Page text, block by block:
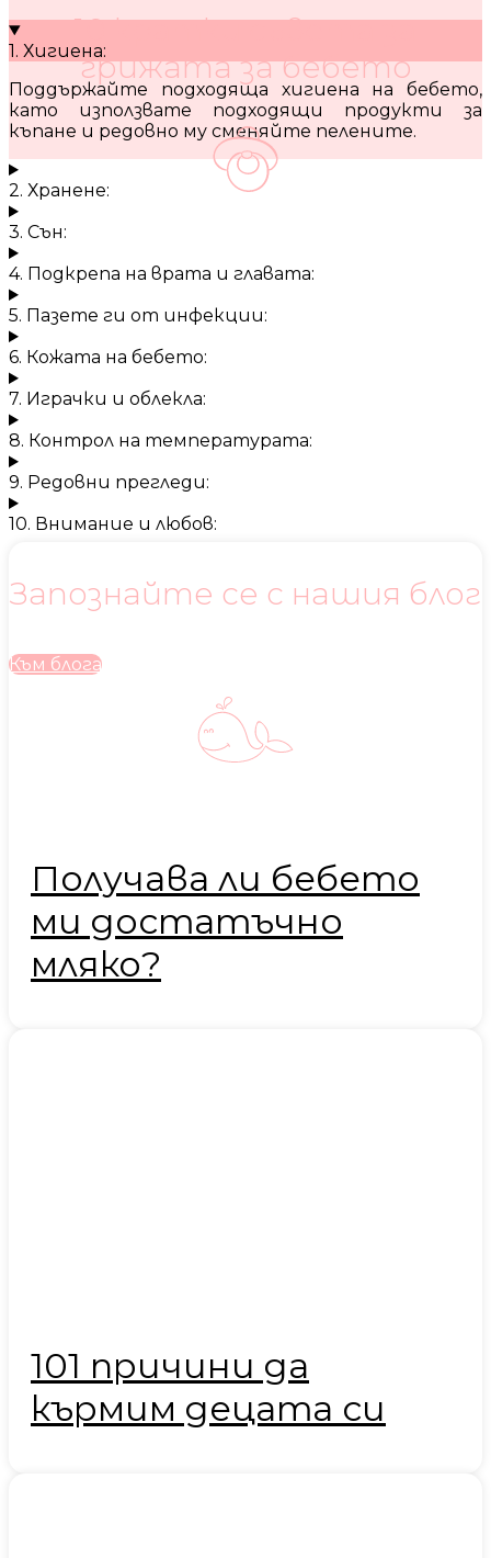
10 кратки съвета за
грижата за бебето
1. Хигиена:
Поддържайте подходяща хигиена на бебето,
като използвате подходящи продукти за
къпане и редовно му сменяйте пелените.
2. Хранене:
3. Сън:
4. Подкрепа на врата и главата:
5. Пазете ги от инфекции:
6. Кожата на бебето:
7. Играчки и облекла:
8. Контрол на температурата:
9. Редовни прегледи:
10. Внимание и любов:
Запознайте се с нашия блог
Към блога
Получава ли бебето
ми достатъчно
мляко?
101 причини да
кърмим децата си